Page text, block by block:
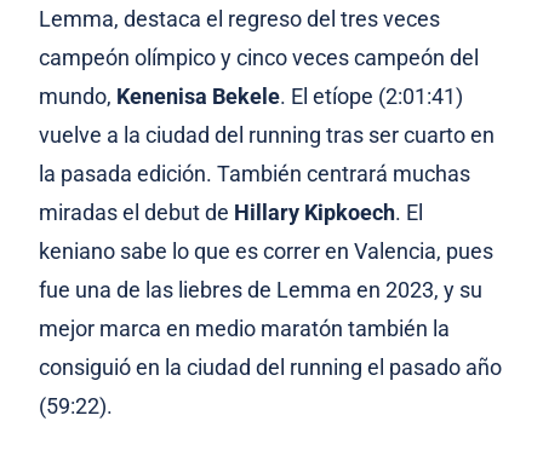
Lemma, destaca el regreso del tres veces
campeón olímpico y cinco veces campeón del
mundo, Kenenisa Bekele. El etíope (2:01:41)
vuelve a la ciudad del running tras ser cuarto en
la pasada edición. También centrará muchas
miradas el debut de Hillary Kipkoech. El
keniano sabe lo que es correr en Valencia, pues
fue una de las liebres de Lemma en 2023, y su
mejor marca en medio maratón también la
consiguió en la ciudad del running el pasado año
(59:22).